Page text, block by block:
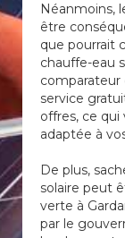
Néanmoins,
être
que pourrait
chauffe-eau
comparateur
service
offres, ce qui
adaptée à
De plus,
solaire peut
verte à
par le